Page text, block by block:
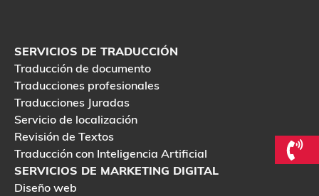
SERVICIOS DE TRADUCCIÓN
Traducción de documento
Traducciones profesionales
Traducciones Juradas
Servicio de localización
Revisión de Textos
Traducción con Inteligencia Artificial
SERVICIOS DE MARKETING DIGITAL
Diseño web